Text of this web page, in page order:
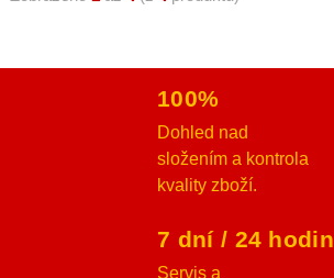
100%
Dohled nad
složením a kontrola
kvality zboží.
7 dní / 24 hodin
Servis a